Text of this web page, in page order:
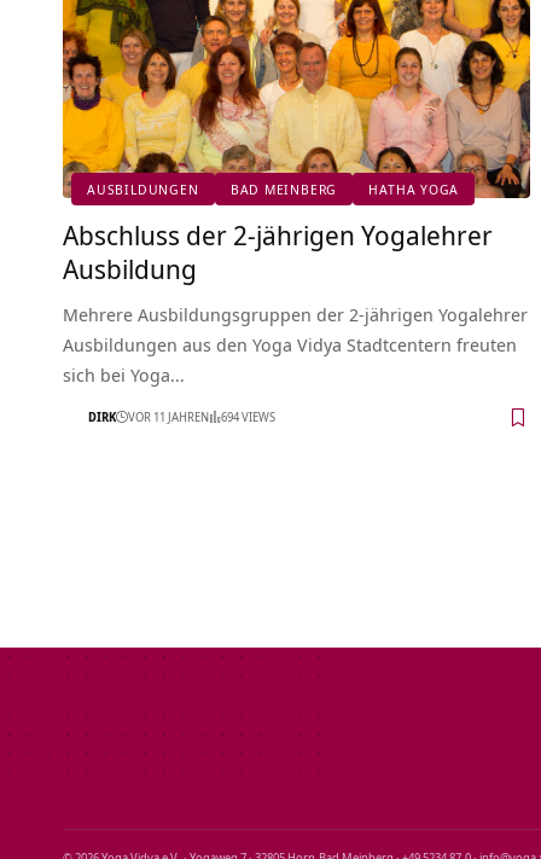
AUSBILDUNGEN BAD MEINBERG HATHA YOGA
Abschluss der 2-jährigen Yogalehrer
Ausbildung
Mehrere Ausbildungsgruppen der 2-jährigen Yogalehrer
Ausbildungen aus den Yoga Vidya Stadtcentern freuten
sich bei Yoga…
DIRK VOR 11 JAHREN 694 VIEWS